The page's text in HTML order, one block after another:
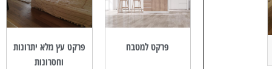
פרקט למטבח
פרקט עץ מלא יתרונות
וחסרונות